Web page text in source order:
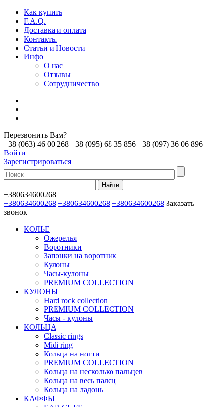
Как купить
F.A.Q.
Доставка и оплата
Контакты
Статьи и Новости
Инфо
О нас
Отзывы
Сотрудничество
Перезвонить Вам?
+38 (063) 46 00 268 +38 (095) 68 35 856 +38 (097) 36 06 896
Войти
Зарегистрироваться
+380634600268
+380634600268 +380634600268 +380634600268 Заказать
звонок
КОЛЬЕ
Ожерелья
Воротники
Запонки на воротник
Кулоны
Часы-кулоны
PREMIUM COLLECTION
КУЛОНЫ
Hard rock collection
PREMIUM COLLECTION
Часы - кулоны
КОЛЬЦА
Classic rings
Midi ring
Кольца на ногти
PREMIUM COLLECTION
Кольца на несколько пальцев
Кольца на весь палец
Кольца на ладонь
КАФФЫ